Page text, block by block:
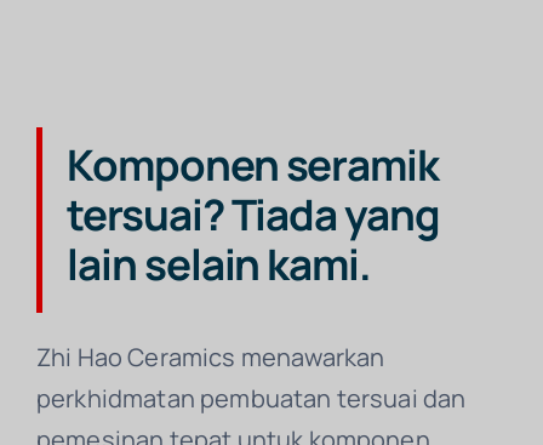
Komponen seramik
tersuai? Tiada yang
lain selain kami.
Zhi Hao Ceramics menawarkan
perkhidmatan pembuatan tersuai dan